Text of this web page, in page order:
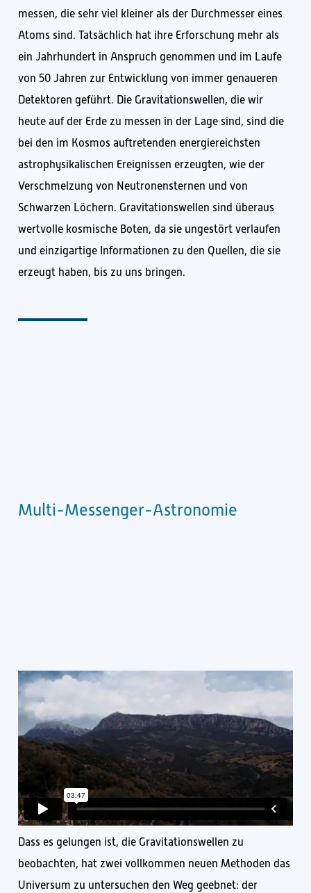
messen, die sehr viel kleiner als der Durchmesser eines
Atoms sind. Tatsächlich hat ihre Erforschung mehr als
ein Jahrhundert in Anspruch genommen und im Laufe
von 50 Jahren zur Entwicklung von immer genaueren
Detektoren geführt. Die Gravitationswellen, die wir
heute auf der Erde zu messen in der Lage sind, sind die
bei den im Kosmos auftretenden energiereichsten
astrophysikalischen Ereignissen erzeugten, wie der
Verschmelzung von Neutronensternen und von
Schwarzen Löchern. Gravitationswellen sind überaus
wertvolle kosmische Boten, da sie ungestört verlaufen
und einzigartige Informationen zu den Quellen, die sie
erzeugt haben, bis zu uns bringen.
Multi-Messenger-Astronomie
Dass es gelungen ist, die Gravitationswellen zu
beobachten, hat zwei vollkommen neuen Methoden das
Universum zu untersuchen den Weg geebnet: der